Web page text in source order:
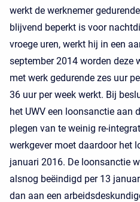
werkt de werknemer
blijvend beperkt is voor
vroege uren, werkt hij in een
september 2014 worden deze
met werk gedurende zes uur
36 uur per week werkt. Bij
het UWV een loonsanctie aan
plegen van te weinig re-
werkgever moet daardoor het
januari 2016. De loonsanctie
alsnog beëindigd per 13
dan aan een